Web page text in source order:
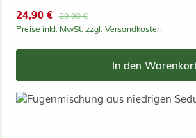
Verkaufspreis:
24,90 € Regulärer Preis:
29,90 €
Preise inkl. MwSt. zzgl. Versandkosten
In den